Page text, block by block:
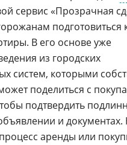
сервис «Прозрачная
подготовиться
В его основе уже
из городских
систем, которыми
поделиться с
подтвердить
и
аренды или